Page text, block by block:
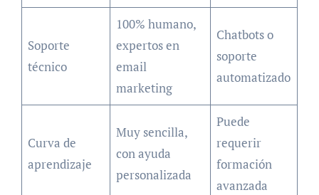
Soporte
técnico
100% humano,
expertos en
email
marketing
Chatbots o
soporte
automatizado
Curva de
aprendizaje
Muy sencilla,
con ayuda
personalizada
Puede
requerir
formación
avanzada